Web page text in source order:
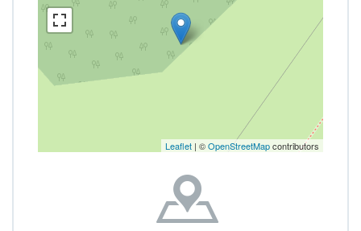
Leaflet | ©OpenStreetMapcontributors